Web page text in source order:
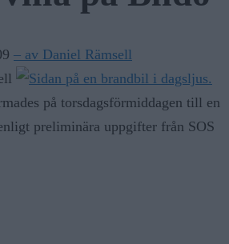
– av Daniel Rämsell
på torsdagsförmiddagen till en
preliminära uppgifter från SOS